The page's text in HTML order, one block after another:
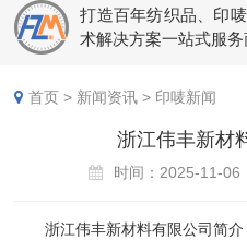
打造百年纺织品、印
术解决方案一站式服务
首页 > 新闻资讯 > 印唛新闻
浙江伟丰新材
时间：2025-11-
浙江伟丰新材料有限公司简介